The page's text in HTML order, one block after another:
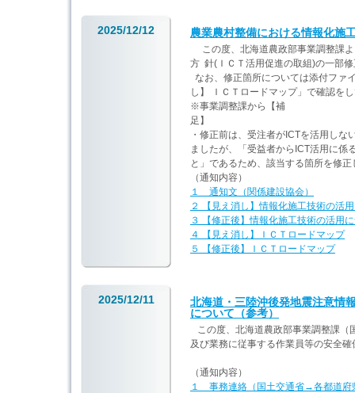
2025/12/12 農業農村整備における情報化施
この度、北海道農政部事業調整課
方 針(ＩＣＴ活用促進の取組)の
なお、修正箇所については添付ファ
し】 ＩＣＴロードマップ」で確認を
※事業調整課から【補
・修正前は、受注者がICTを活用し
ましたが、「受益者からICT活用に係
と」であるため、該当する箇所を修
（通知内容）
１ 通知文（関係建設協会）
２ 【見え消し】情報化施工技術の活
３ 【修正後】情報化施工技術の活用
４ 【見え消し】ＩＣＴロードマップ
５ 【修正後】ＩＣＴロードマップ
2025/12/11
北海道・三陸沖後発地震注意情
について（参考）
この度、北海道農政部事業調整課（
及び業務に従事する作業員等の安全
（通知内容）
１ 事務連絡（国土交通省→各都道府